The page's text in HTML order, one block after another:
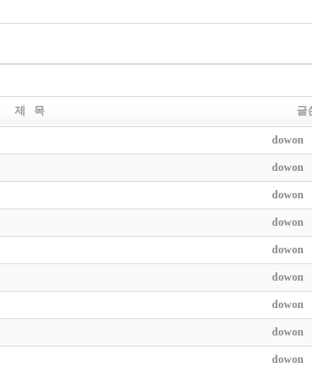
제 목 글
dowon
dowon
dowon
dowon
dowon
dowon
dowon
dowon
dowon